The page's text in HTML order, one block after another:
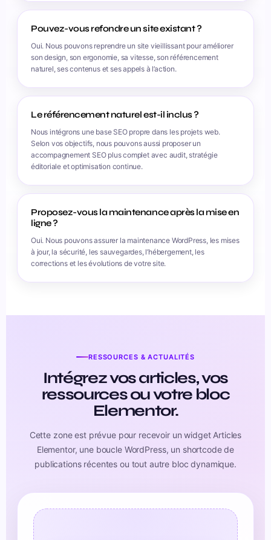
Pouvez-vous refondre un site existant ?
Oui. Nous pouvons reprendre un site vieillissant pour améliorer
son design, son ergonomie, sa vitesse, son référencement
naturel, ses contenus et ses appels à l’action.
Le référencement naturel est-il inclus ?
Nous intégrons une base SEO propre dans les projets web.
Selon vos objectifs, nous pouvons aussi proposer un
accompagnement SEO plus complet avec audit, stratégie
éditoriale et optimisation continue.
Proposez-vous la maintenance après la mise en
ligne ?
Oui. Nous pouvons assurer la maintenance WordPress, les mises
à jour, la sécurité, les sauvegardes, l’hébergement, les
corrections et les évolutions de votre site.
RESSOURCES & ACTUALITÉS
Intégrez vos articles, vos
ressources ou votre bloc
Elementor.
Cette zone est prévue pour recevoir un widget Articles
Elementor, une boucle WordPress, un shortcode de
publications récentes ou tout autre bloc dynamique.